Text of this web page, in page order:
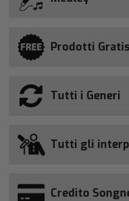
Prodotti Gratis
Tutti i Generi
Tutti gli
Credito